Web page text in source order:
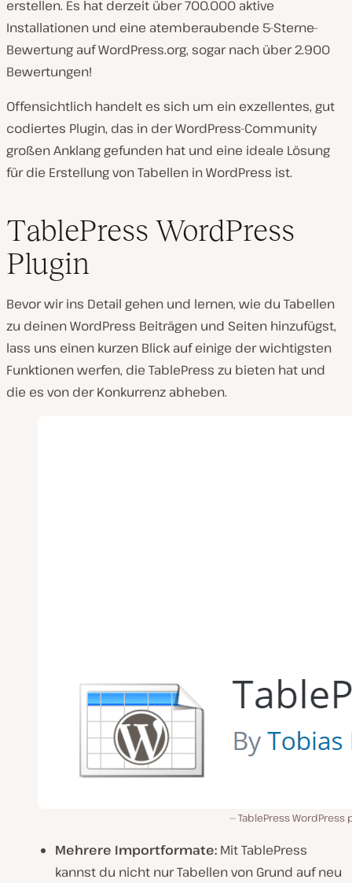
erstellen. Es hat derzeit über 700.000 aktive
Installationen und eine atemberaubende 5-Sterne-
Bewertung auf WordPress.org, sogar nach über 2.900
Bewertungen!
Offensichtlich handelt es sich um ein exzellentes, gut
codiertes Plugin, das in der WordPress-Community
großen Anklang gefunden hat und eine ideale Lösung
für die Erstellung von Tabellen in WordPress ist.
TablePress WordPress
Plugin
Bevor wir ins Detail gehen und lernen, wie du Tabellen
zu deinen WordPress Beiträgen und Seiten hinzufügst,
lass uns einen kurzen Blick auf einige der wichtigsten
Funktionen werfen, die TablePress zu bieten hat und
die es von der Konkurrenz abheben.
TablePress WordPress
Mehrere Importformate: Mit TablePress
kannst du nicht nur Tabellen von Grund auf neu